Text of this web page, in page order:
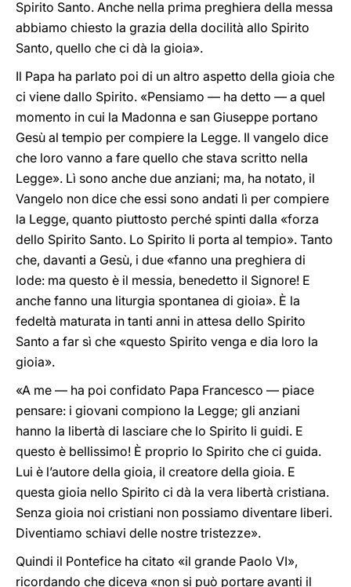
Spirito Santo. Anche nella prima preghiera della messa
abbiamo chiesto la grazia della docilità allo Spirito
Santo, quello che ci dà la gioia».
Il Papa ha parlato poi di un altro aspetto della gioia che
ci viene dallo Spirito. «Pensiamo — ha detto — a quel
momento in cui la Madonna e san Giuseppe portano
Gesù al tempio per compiere la Legge. Il vangelo dice
che loro vanno a fare quello che stava scritto nella
Legge». Lì sono anche due anziani; ma, ha notato, il
Vangelo non dice che essi sono andati lì per compiere
la Legge, quanto piuttosto perché spinti dalla «forza
dello Spirito Santo. Lo Spirito li porta al tempio». Tanto
che, davanti a Gesù, i due «fanno una preghiera di
lode: ma questo è il messia, benedetto il Signore! E
anche fanno una liturgia spontanea di gioia». È la
fedeltà maturata in tanti anni in attesa dello Spirito
Santo a far sì che «questo Spirito venga e dia loro la
gioia».
«A me — ha poi confidato Papa Francesco — piace
pensare: i giovani compiono la Legge; gli anziani
hanno la libertà di lasciare che lo Spirito li guidi. E
questo è bellissimo! È proprio lo Spirito che ci guida.
Lui è l’autore della gioia, il creatore della gioia. E
questa gioia nello Spirito ci dà la vera libertà cristiana.
Senza gioia noi cristiani non possiamo diventare liberi.
Diventiamo schiavi delle nostre tristezze».
Quindi il Pontefice ha citato «il grande Paolo VI»,
ricordando che diceva «non si può portare avanti il